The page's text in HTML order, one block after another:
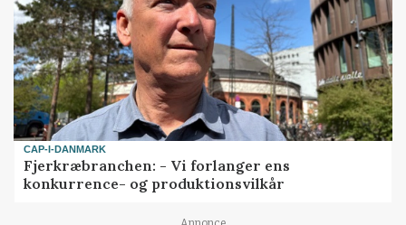
CAP-I-DANMARK
Fjerkræbranchen: - Vi forlanger ens
konkurrence- og produktionsvilkår